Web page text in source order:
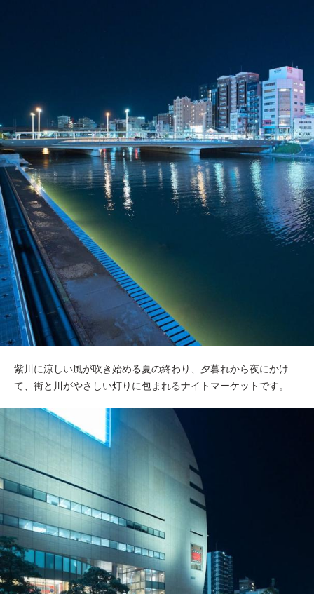
紫川に涼しい風が吹き始める夏の終わり、夕暮れから夜にかけ
て、街と川がやさしい灯りに包まれるナイトマーケットです。